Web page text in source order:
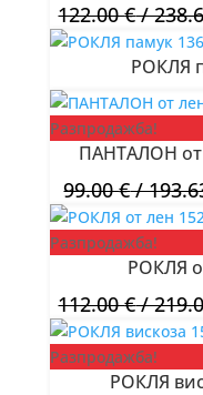
122.00€/
РОКЛЯ
Разпродажба!
ПАНТАЛОН от
99.00€/
Разпродажба!
РОКЛЯ
112.00€/
Разпродажба!
РОКЛЯ